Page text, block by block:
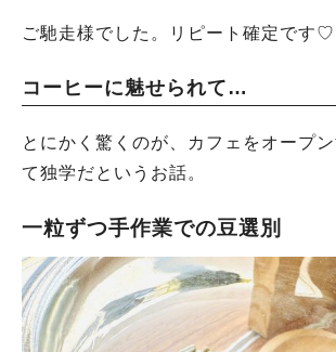
ご馳走様でした。リピート確定です♡
コーヒーに魅せられて…
とにかく驚くのが、カフェをオープ
て独学だというお話。
一粒ずつ手作業での豆選別